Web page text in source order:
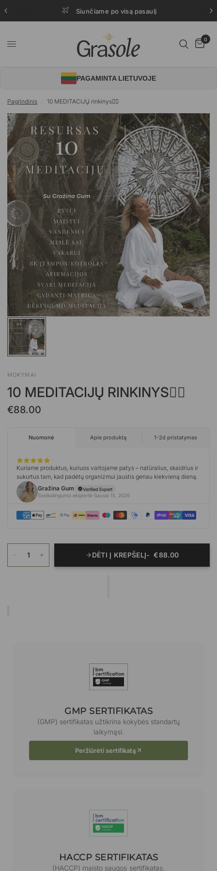
Siunčiame po visą pasaulį
0
PAGAMINTA LIETUVOJE
Pagrindinis 10 MEDITACIJŲ rinkinys🧘‍♀️
MOKYMAI
10 MEDITACIJŲ RINKINYS🧘‍♀️
€88.00
DĖTI Į KREPŠELĮ €88.00
GMP SERTIFIKATAS
(GMP) sertifikatas užtikrina kokybės standartų
laikymąsi.
Peržiūrėti sertifikatą
HACCP SERTIFIKATAS
(HACCP) maisto saugos sertifikatas.